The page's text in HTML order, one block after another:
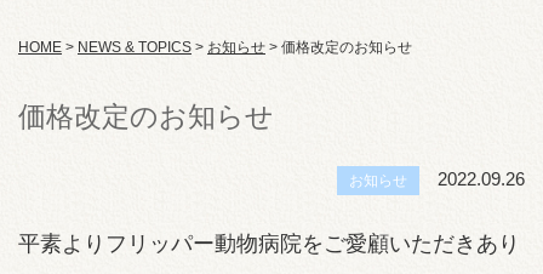
HOME > NEWS & TOPICS > お知らせ > 価格改定のお知らせ
価格改定のお知らせ
お知らせ 2022.09.26
平素よりフリッパー動物病院をご愛顧いただきあり